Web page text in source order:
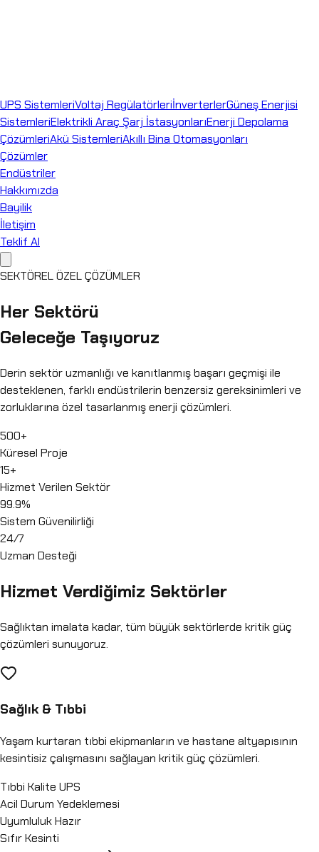
UPS SistemleriVoltaj RegülatörleriİnverterlerGüneş Enerjisi
SistemleriElektrikli Araç Şarj İstasyonlarıEnerji Depolama
ÇözümleriAkü SistemleriAkıllı Bina Otomasyonları
Çözümler
Endüstriler
Hakkımızda
Bayilik
İletişim
Teklif Al
SEKTÖREL ÖZEL ÇÖZÜMLER
Her Sektörü
Geleceğe Taşıyoruz
Derin sektör uzmanlığı ve kanıtlanmış başarı geçmişi ile
desteklenen, farklı endüstrilerin benzersiz gereksinimleri ve
zorluklarına özel tasarlanmış enerji çözümleri.
500+
Küresel Proje
15+
Hizmet Verilen Sektör
99.9%
Sistem Güvenilirliği
24/7
Uzman Desteği
Hizmet Verdiğimiz Sektörler
Sağlıktan imalata kadar, tüm büyük sektörlerde kritik güç
çözümleri sunuyoruz.
Sağlık & Tıbbi
Yaşam kurtaran tıbbi ekipmanların ve hastane altyapısının
kesintisiz çalışmasını sağlayan kritik güç çözümleri.
Tıbbi Kalite UPS
Acil Durum Yedeklemesi
Uyumluluk Hazır
Sıfır Kesinti